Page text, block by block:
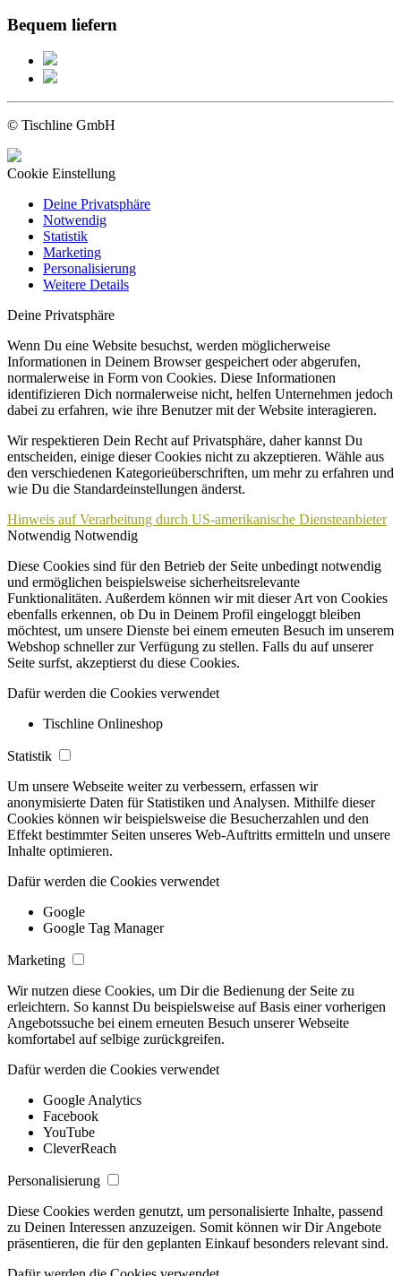
Bequem liefern
© Tischline GmbH
Cookie Einstellung
Deine Privatsphäre
Notwendig
Statistik
Marketing
Personalisierung
Weitere Details
Deine Privatsphäre
Wenn Du eine Website besuchst, werden möglicherweise
Informationen in Deinem Browser gespeichert oder abgerufen,
normalerweise in Form von Cookies. Diese Informationen
identifizieren Dich normalerweise nicht, helfen Unternehmen jedoch
dabei zu erfahren, wie ihre Benutzer mit der Website interagieren.
Wir respektieren Dein Recht auf Privatsphäre, daher kannst Du
entscheiden, einige dieser Cookies nicht zu akzeptieren. Wähle aus
den verschiedenen Kategorieüberschriften, um mehr zu erfahren und
wie Du die Standardeinstellungen änderst.
Hinweis auf Verarbeitung durch US-amerikanische Diensteanbieter
Notwendig Notwendig
Diese Cookies sind für den Betrieb der Seite unbedingt notwendig
und ermöglichen beispielsweise sicherheitsrelevante
Funktionalitäten. Außerdem können wir mit dieser Art von Cookies
ebenfalls erkennen, ob Du in Deinem Profil eingeloggt bleiben
möchtest, um unsere Dienste bei einem erneuten Besuch im unserem
Webshop schneller zur Verfügung zu stellen. Falls du auf unserer
Seite surfst, akzeptierst du diese Cookies.
Dafür werden die Cookies verwendet
Tischline Onlineshop
Statistik
Um unsere Webseite weiter zu verbessern, erfassen wir
anonymisierte Daten für Statistiken und Analysen. Mithilfe dieser
Cookies können wir beispielsweise die Besucherzahlen und den
Effekt bestimmter Seiten unseres Web-Auftritts ermitteln und unsere
Inhalte optimieren.
Dafür werden die Cookies verwendet
Google
Google Tag Manager
Marketing
Wir nutzen diese Cookies, um Dir die Bedienung der Seite zu
erleichtern. So kannst Du beispielsweise auf Basis einer vorherigen
Angebotssuche bei einem erneuten Besuch unserer Webseite
komfortabel auf selbige zurückgreifen.
Dafür werden die Cookies verwendet
Google Analytics
Facebook
YouTube
CleverReach
Personalisierung
Diese Cookies werden genutzt, um personalisierte Inhalte, passend
zu Deinen Interessen anzuzeigen. Somit können wir Dir Angebote
präsentieren, die für den geplanten Einkauf besonders relevant sind.